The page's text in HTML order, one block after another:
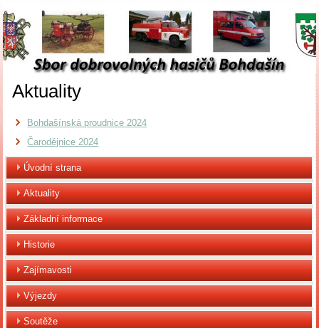
Aktuality
Bohdašínská proudnice 2024
Čarodějnice 2024
Úvodní strana
Aktuality
Základní informace
Historie
Zajímavosti
Výjezdy
Soutěže